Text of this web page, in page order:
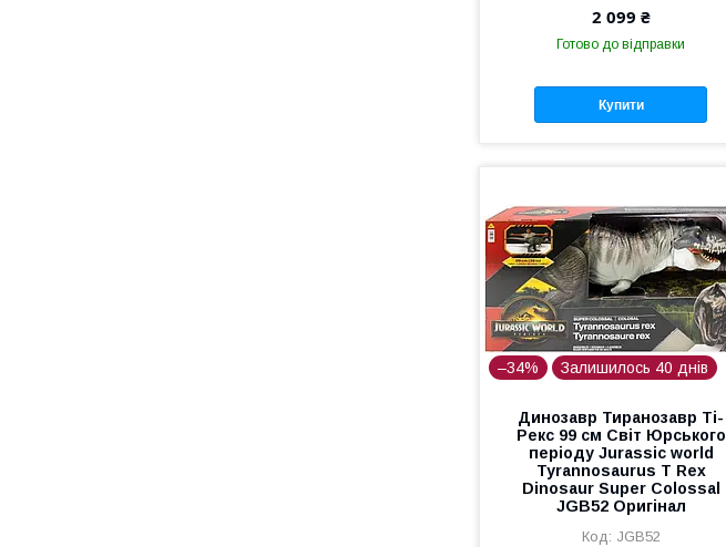
2 099 ₴
Готово до відправки
Купити
–34% Залишилось 40 днів
Динозавр Тиранозавр Ті-
Рекс 99 см Світ Юрського
періоду Jurassic world
Tyrannosaurus T Rex
Dinosaur Super Colossal
JGB52 Оригінал
JGB52